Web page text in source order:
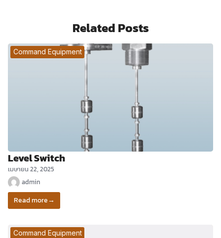
Related Posts
Command Equipment
Level Switch
เมษายน 22, 2025
admin
Read more→
Command Equipment